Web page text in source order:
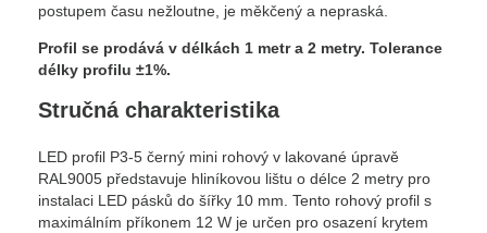
postupem času nežloutne, je měkčený a nepraská.
Profil se prodává v délkách 1 metr a 2 metry. Tolerance
délky profilu ±1%.
Stručná charakteristika
LED profil P3-5 černý mini rohový v lakované úpravě
RAL9005 představuje hliníkovou lištu o délce 2 metry pro
instalaci LED pásků do šířky 10 mm. Tento rohový profil s
maximálním příkonem 12 W je určen pro osazení krytem